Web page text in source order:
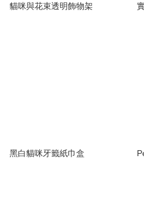
貓咪與花束透明飾物架
黑白貓咪牙籤紙巾盒